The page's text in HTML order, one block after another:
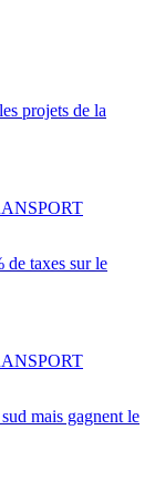
projets de la
de taxes sur le
mais gagnent le